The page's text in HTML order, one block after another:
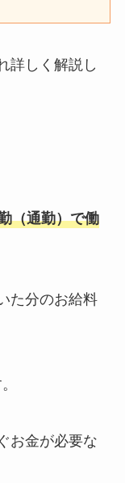
詳しく解説し
（通勤）で働
た分のお給料
お金が必要な